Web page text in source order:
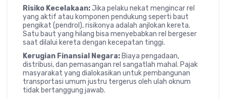
Risiko Kecelakaan:Jika pelaku nekat mengincar rel
yang aktif atau komponen pendukung seperti baut
pengikat (pendrol), risikonya adalah anjlokan kereta.
Satu baut yang hilang bisa menyebabkan rel bergeser
saat dilalui kereta dengan kecepatan tinggi.
Kerugian Finansial Negara: Biaya pengadaan,
distribusi, dan pemasangan rel sangatlah mahal. Pajak
masyarakat yang dialokasikan untuk pembangunan
transportasi umum justru tergerus oleh ulah oknum
tidak bertanggung jawab.